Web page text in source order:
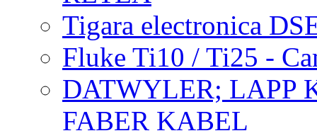
Tigara electronica
Fluke Ti10 / Ti25 -
DATWYLER; LAPP
FABER KABEL